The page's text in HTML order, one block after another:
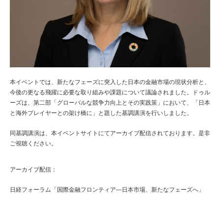
本イベントでは、新たなフェーズに突入した日本の金融市場の現状分析と、
今後の更なる飛躍に必要な取り組みや課題について議論されました。ドゥル
ーズは、第二部「グローバルな競争力向上とその実践策」において、「日本
と海外プレイヤーとの架け橋に」と題した基調講演を行いしました。
同基調講演は、本イベントサイトにてアーカイブ配信されております。是非
ご視聴ください。
アーカイブ配信：
日経フォーラム「国際金融フロンティア―日本市場、新たなフェーズへ」